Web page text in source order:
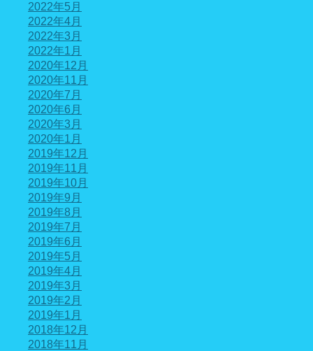
2022年5月
2022年4月
2022年3月
2022年1月
2020年12月
2020年11月
2020年7月
2020年6月
2020年3月
2020年1月
2019年12月
2019年11月
2019年10月
2019年9月
2019年8月
2019年7月
2019年6月
2019年5月
2019年4月
2019年3月
2019年2月
2019年1月
2018年12月
2018年11月